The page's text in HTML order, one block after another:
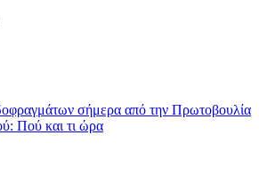
σήμερα από την Πρωτοβουλία
Πού και τι ώρα